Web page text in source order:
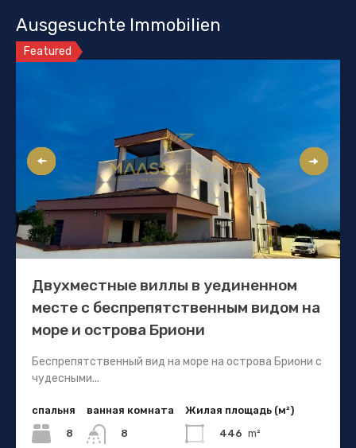
Ausgesuchte Immobilien
Featured
Двухместные виллы в уединенном
месте с беспрепятственным видом на
море и острова Бриони
Беспрепятственный вид на море на острова Бриони с
чудесными...
спальня
8
ванная комната
8
Жилая площадь (м²)
446 m²